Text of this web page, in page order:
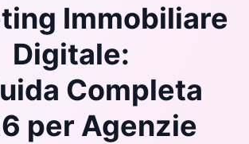
Immobiliare
Digitale:
Completa
per Agenzie